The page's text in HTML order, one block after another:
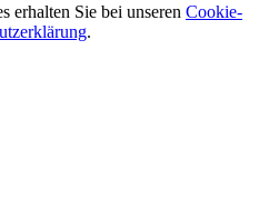
erhalten Sie bei unseren Cookie-
.